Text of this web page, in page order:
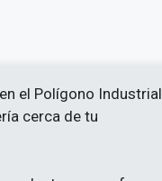
el Polígono Industrial
cerca de tu